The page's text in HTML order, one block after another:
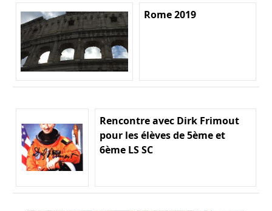
Rome 2019
Rencontre avec Dirk Frimout
pour les élèves de 5ème et
6ème LS SC